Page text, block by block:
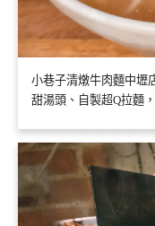
小巷子清燉牛肉麵中壢
甜湯頭、自製超Q拉麵